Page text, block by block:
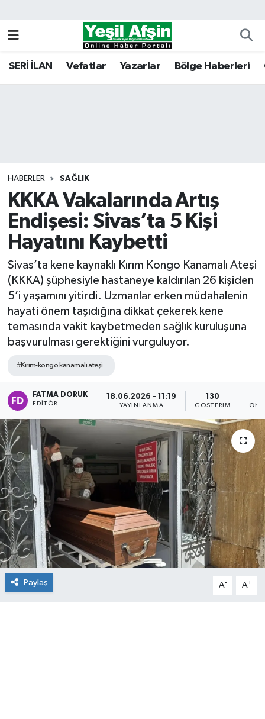
SERİ İLAN Vefatlar Yazarlar Bölge Haberleri
HABERLER SAĞLIK
KKKA Vakalarında Artış
Endişesi: Sivas’ta 5 Kişi
Hayatını Kaybetti
Sivas’ta kene kaynaklı Kırım Kongo Kanamalı Ateşi
(KKKA) şüphesiyle hastaneye kaldırılan 26 kişiden
5’i yaşamını yitirdi. Uzmanlar erken müdahalenin
hayati önem taşıdığına dikkat çekerek kene
temasında vakit kaybetmeden sağlık kuruluşuna
başvurulması gerektiğini vurguluyor.
#Kırım-kongo kanamalı ateşi
FATMA DORUK
EDITÖR
18.06.2026 - 11:19
YAYINLANMA
130
GÖSTERIM
Paylaş A- A+
Kahramanmaraş Nöbetçi Eczaneler
Tüm Manşetler
Son Dakika Haberleri